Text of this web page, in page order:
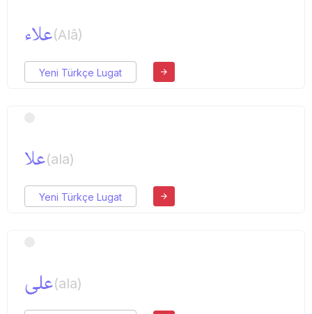
علاء(Alâ)
Yeni Türkçe Lugat
علا(ala)
Yeni Türkçe Lugat
علی(ala)